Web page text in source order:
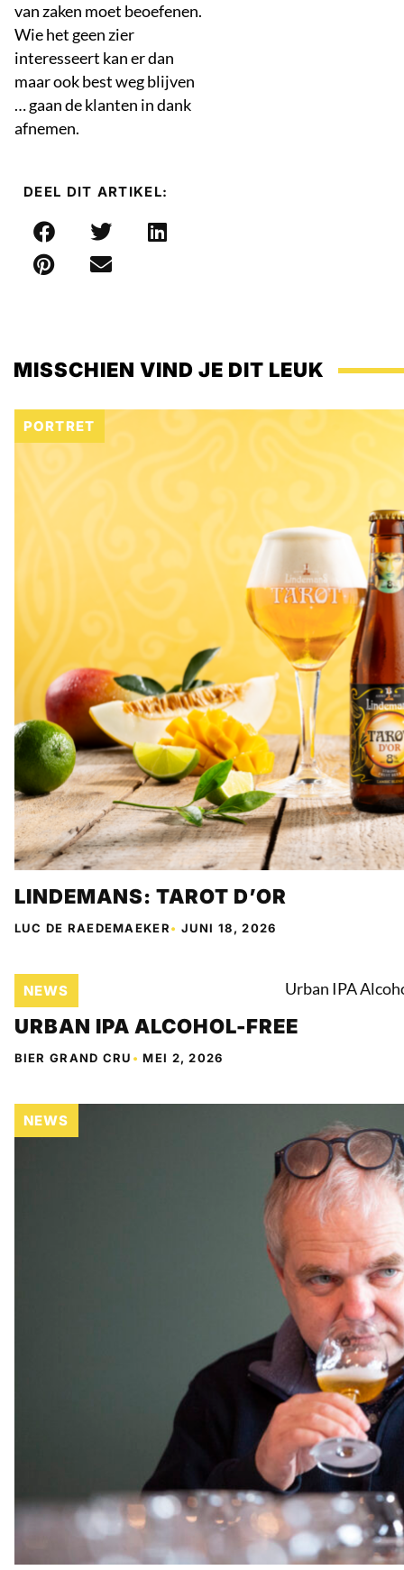
van zaken moet beoefenen.
Wie het geen zier
interesseert kan er dan
maar ook best weg blijven
… gaan de klanten in dank
afnemen.
DEEL DIT ARTIKEL:
MISSCHIEN VIND JE DIT LEUK
PORTRET
LINDEMANS: TAROT D’OR
LUC DE RAEDEMAEKER• JUNI 18, 2026
NEWS
URBAN IPA ALCOHOL-FREE
BIER GRAND CRU •MEI 2, 2026
NEWS